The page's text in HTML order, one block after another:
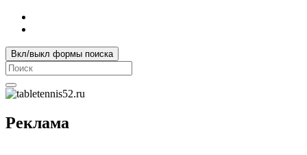
Вкл/выкл формы поиска
Search
for:
Реклама